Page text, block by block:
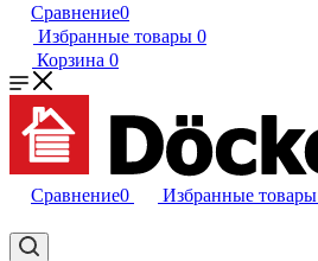
Сравнение0
Избранные товары 0
Корзина 0
Сравнение0 Избранные товары